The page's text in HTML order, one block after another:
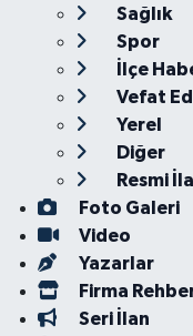
Sağlık
Spor
İlçe
Vefat
Yerel
Diğer
Resmi
Foto Galeri
Video
Yazarlar
Firma
Seri İlan